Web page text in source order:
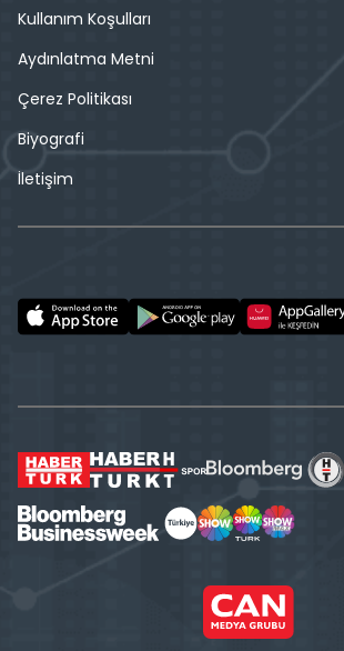
Kullanım Koşulları
Aydınlatma Metni
Çerez Politikası
Biyografi
İletişim